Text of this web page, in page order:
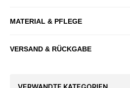
MATERIAL & PFLEGE
VERSAND & RÜCKGABE